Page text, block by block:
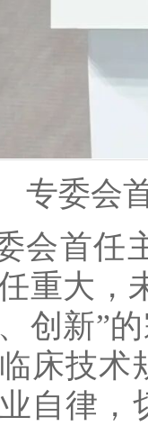
专委会
会首任
重大，
创新”
床技术
自律，